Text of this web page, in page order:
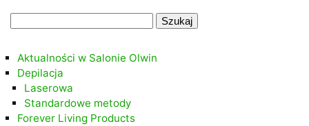
Aktualności w Salonie Olwin
Depilacja
Laserowa
Standardowe metody
Forever Living Products